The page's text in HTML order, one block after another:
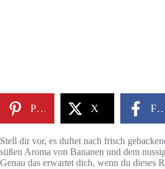
Pinterest X Facebook
Stell dir vor, es duftet nach frisch
süßen Aroma von Bananen und dem
Genau das erwartet dich, wenn du dieses